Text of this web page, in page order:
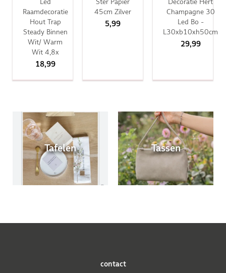
Raamdecoratie
Hout Trap
Steady Binnen
Wit/ Warm
Wit 4,8x
18,99
45cm Zilver
5,99
Champagne 30
Led Bo -
L30xb10xh50cm
29,99
Tafelen Tassen
contact